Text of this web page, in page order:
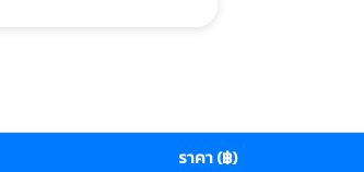
ราคา (฿)